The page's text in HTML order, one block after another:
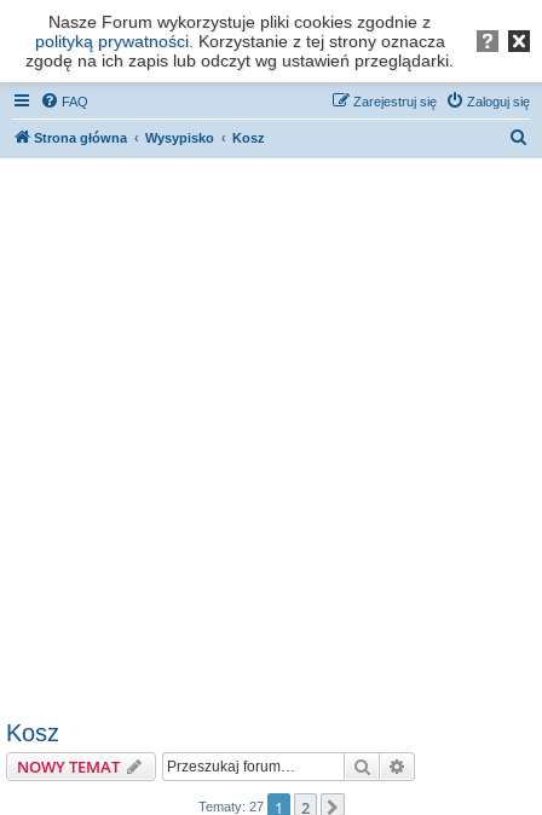
Forum os. Stefana Batorego - Poznań
FAQ Zaloguj się
Zarejestruj się
Strona główna Wysypisko Kosz
Kosz
NOWY TEMAT Szukaj
Tematy: 27 1 2
Nasze Forum wykorzystuje pliki cookies zgodnie z
polityką prywatności. Korzystanie z tej strony oznacza
zgodę na ich zapis lub odczyt wg ustawień przeglądarki.